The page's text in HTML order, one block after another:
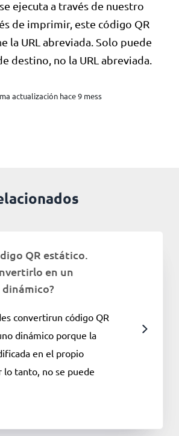
ejecuta a través de nuestro
de imprimir, este código QR
la URL abreviada. Solo puede
destino, no la URL abreviada.
actualización hace 9 mess
QR estático.
en un
convertirun código QR
dinámico porque la
en el propio
lo tanto, no se puede